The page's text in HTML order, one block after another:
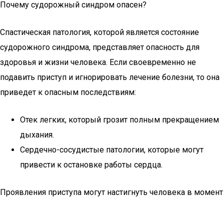
Почему судорожный синдром опасен?
Спастическая патология, которой является состояние
судорожного синдрома, представляет опасность для
здоровья и жизни человека. Если своевременно не
подавить приступ и игнорировать лечение болезни, то она
приведет к опасным последствиям:
Отек легких, который грозит полным прекращением
дыхания.
Сердечно-сосудистые патологии, которые могут
привести к остановке работы сердца.
Проявления приступа могут настигнуть человека в момент